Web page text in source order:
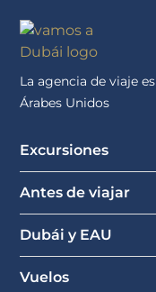
La agencia de viaje
Árabes Unidos
Excursiones
Antes de viajar
Dubái y EAU
Vuelos